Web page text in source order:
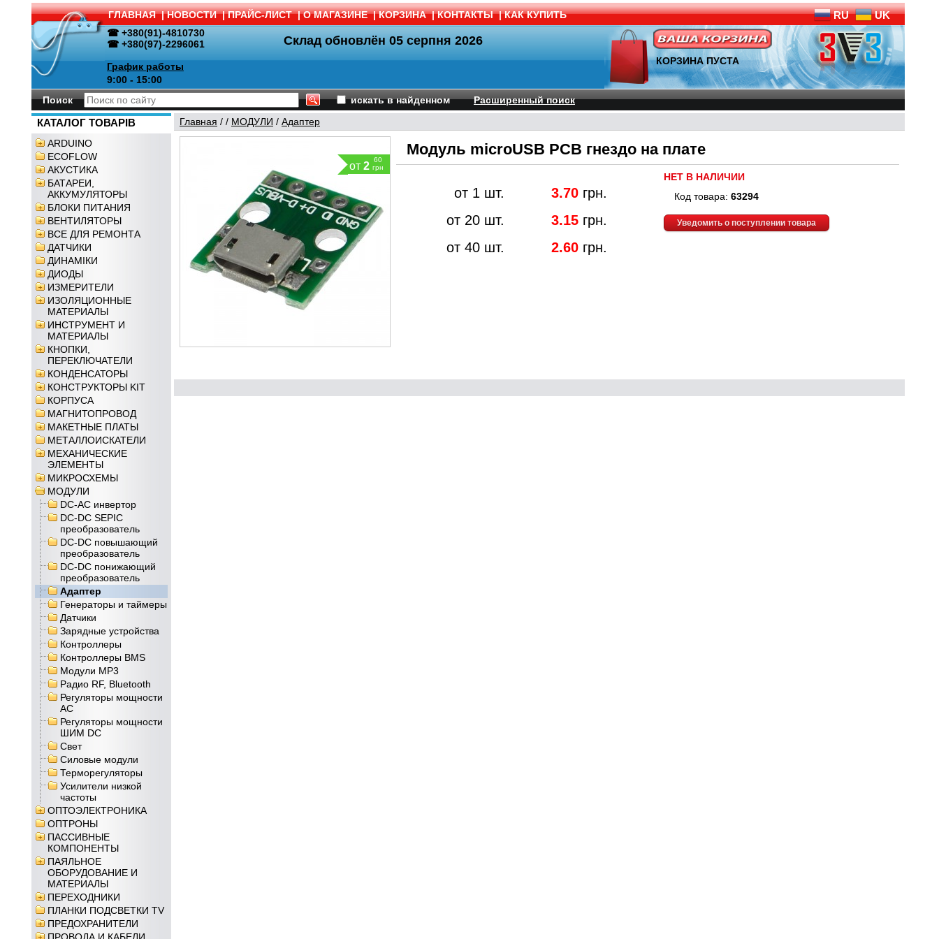
ГЛАВНАЯ | НОВОСТИ | ПРАЙС-ЛИСТ | О МАГАЗИНЕ | КОРЗИНА | КОНТАКТЫ | КАК КУПИТЬ RU UK
☎ +380(91)-4810730
☎ +380(97)-2296061
График работы
9:00 - 15:00
Склад обновлён 05 серпня 2026
КОРЗИНА ПУСТА
Поиск искать в найденном Расширенный поиск
КАТАЛОГ ТОВАРІВ
ARDUINO
ECOFLOW
АКУСТИКА
БАТАРЕИ,
АККУМУЛЯТОРЫ
БЛОКИ ПИТАНИЯ
ВЕНТИЛЯТОРЫ
ВСЕ ДЛЯ РЕМОНТА
ДАТЧИКИ
ДИНАМІКИ
ДИОДЫ
ИЗМЕРИТЕЛИ
ИЗОЛЯЦИОННЫЕ
МАТЕРИАЛЫ
ИНСТРУМЕНТ И
МАТЕРИАЛЫ
КНОПКИ,
ПЕРЕКЛЮЧАТЕЛИ
КОНДЕНСАТОРЫ
КОНСТРУКТОРЫ KIT
КОРПУСА
МАГНИТОПРОВОД
МАКЕТНЫЕ ПЛАТЫ
МЕТАЛЛОИСКАТЕЛИ
МЕХАНИЧЕСКИЕ
ЭЛЕМЕНТЫ
МИКРОСХЕМЫ
МОДУЛИ
DC-AC инвертор
DC-DC SEPIC
преобразователь
DC-DC повышающий
преобразователь
DC-DC понижающий
преобразователь
Адаптер
Генераторы и таймеры
Датчики
Зарядные устройства
Контроллеры
Контроллеры BMS
Модули MP3
Радио RF, Bluetooth
Регуляторы мощности
AC
Регуляторы мощности
ШИМ DC
Свет
Силовые модули
Терморегуляторы
Усилители низкой
частоты
ОПТОЭЛЕКТРОНИКА
ОПТРОНЫ
ПАССИВНЫЕ
КОМПОНЕНТЫ
ПАЯЛЬНОЕ
ОБОРУДОВАНИЕ И
МАТЕРИАЛЫ
ПЕРЕХОДНИКИ
ПЛАНКИ ПОДСВЕТКИ TV
ПРЕДОХРАНИТЕЛИ
Главная / / МОДУЛИ / Адаптер
от 2
60
грн
Модуль microUSB PCB гнездо на плате
от 1 шт. 3.70 грн.
от 20 шт.
3.15 грн.
от 40 шт.
2.60 грн.
НЕТ В НАЛИЧИИ
Код товара: 63294
Уведомить о поступлении товара